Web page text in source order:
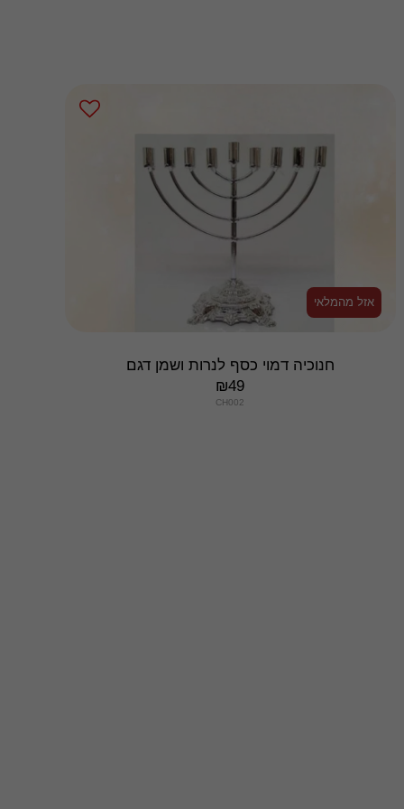
אזל מהמלאי
חנוכיה דמוי כסף לנרות ושמן דגם
₪49
CH002